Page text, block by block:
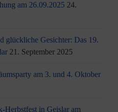
am 26.09.2025 24.
glückliche Gesichter: Das 19.
21. September 2025
am 3. und 4. Oktober
Herbstfest in Geislar am